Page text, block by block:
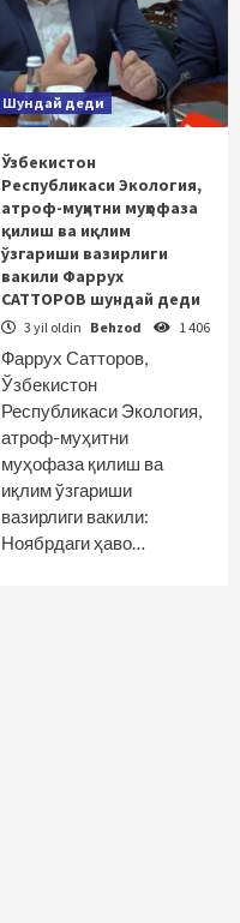
Шундай деди
Ўзбекистон
Республикаси Экология,
атроф-муҳитни муҳофаза
қилиш ва иқлим
ўзгариши вазирлиги
вакили Фаррух
САТТОРОВ шундай деди
3 yil oldin Behzod 1 406
Фаррух Сатторов,
Ўзбекистон
Республикаси Экология,
атроф-муҳитни
муҳофаза қилиш ва
иқлим ўзгариши
вазирлиги вакили:
Ноябрдаги ҳаво…